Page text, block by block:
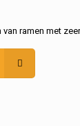
ramen met